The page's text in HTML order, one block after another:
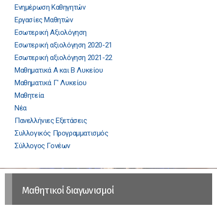
Ενημέρωση Καθηγητών
Εργασίες Μαθητών
Εσωτερική Αξιολόγηση
Εσωτερική αξιολόγηση 2020-21
Εσωτερική αξιολόγηση 2021-22
Μαθηματικά Α και Β Λυκείου
Μαθηματικά Γ' Λυκείου
Μαθητεία
Νέα
Πανελλήνιες Εξετάσεις
Συλλογικός Προγραμματισμός
Σύλλογος Γονέων
Μαθητικοί διαγωνισμοί